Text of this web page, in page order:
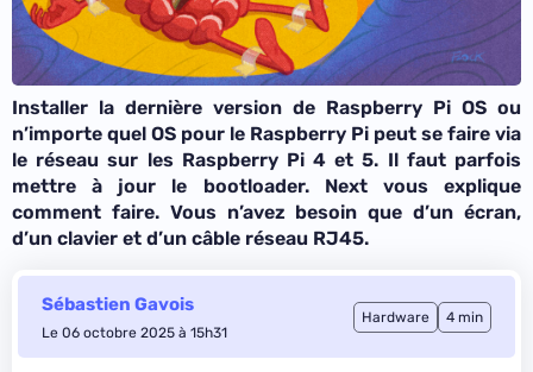
Installer la dernière version de Raspberry Pi OS ou
n’importe quel OS pour le Raspberry Pi peut se faire via
le réseau sur les Raspberry Pi 4 et 5. Il faut parfois
mettre à jour le bootloader. Next vous explique
comment faire. Vous n’avez besoin que d’un écran,
d’un clavier et d’un câble réseau RJ45.
Sébastien Gavois
Le 06 octobre 2025 à 15h31
Hardware 4 min